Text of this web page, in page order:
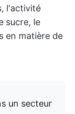
l'activité
sucre, le
en matière de
un secteur